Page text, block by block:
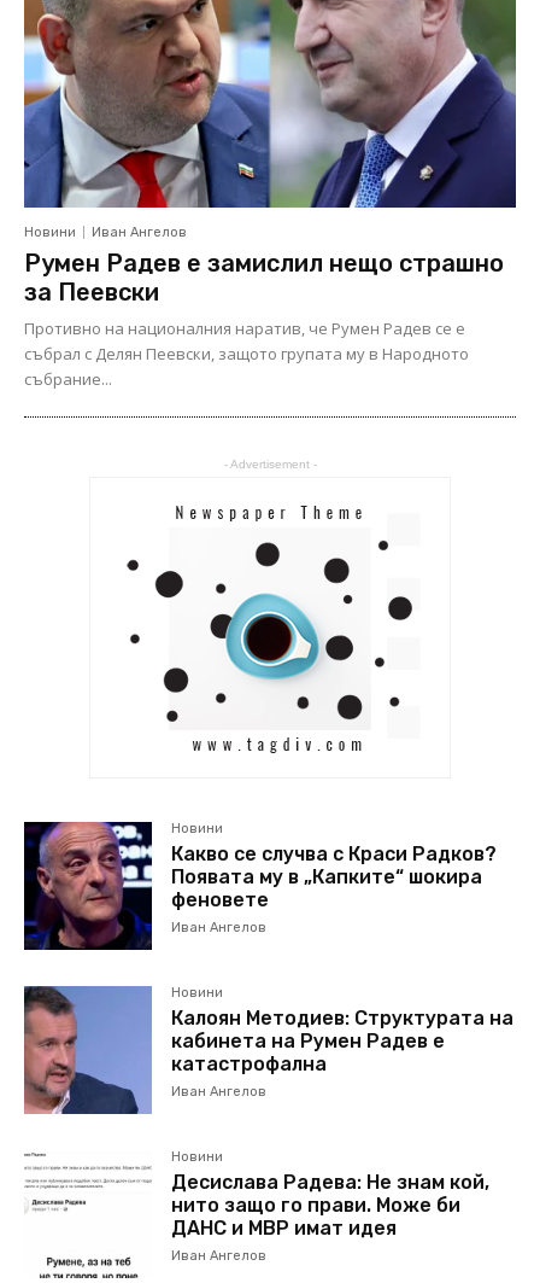
Новини Иван Ангелов
Румен Радев е замислил нещо страшно
за Пеевски
Противно на националния наратив, че Румен Радев се е
събрал с Делян Пеевски, защото групата му в Народното
събрание...
- Advertisement -
Новини
Какво се случва с Краси Радков?
Появата му в „Капките“ шокира
феновете
Иван Ангелов
Новини
Калоян Методиев: Структурата на
кабинета на Румен Радев е
катастрофална
Иван Ангелов
Новини
Десислава Радева: Не знам кой,
нито защо го прави. Може би
ДАНС и МВР имат идея
Иван Ангелов